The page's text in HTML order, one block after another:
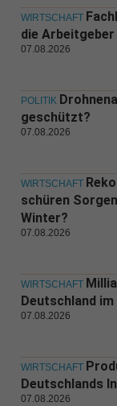
WIRTSCHAFT
die
07.08.2026
POLITIK
geschützt?
07.08.2026
WIRTSCHAFT
schüren
Winter?
07.08.2026
WIRTSCHAFT
Deutschland im
07.08.2026
WIRTSCHAFT
Deutschlands
07.08.2026